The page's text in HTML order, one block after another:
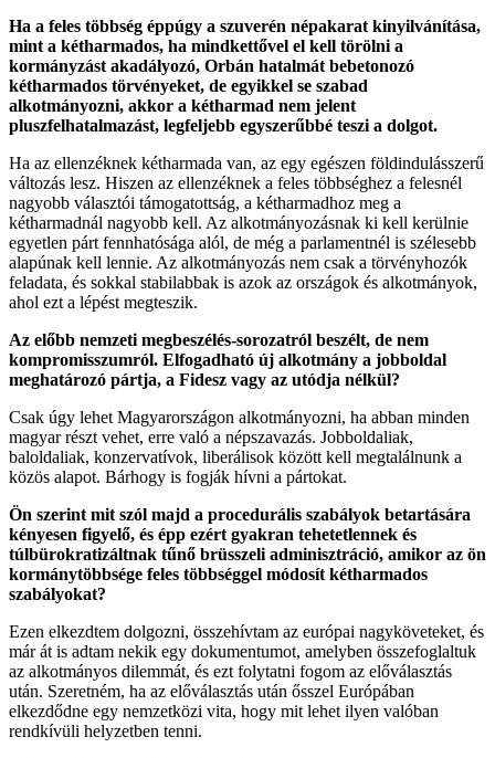
Ha a feles többség éppúgy a szuverén népakarat kinyilvánítása,
mint a kétharmados, ha mindkettővel el kell törölni a
kormányzást akadályozó, Orbán hatalmát bebetonozó
kétharmados törvényeket, de egyikkel se szabad
alkotmányozni, akkor a kétharmad nem jelent
pluszfelhatalmazást, legfeljebb egyszerűbbé teszi a dolgot.
Ha az ellenzéknek kétharmada van, az egy egészen földindulásszerű
változás lesz. Hiszen az ellenzéknek a feles többséghez a felesnél
nagyobb választói támogatottság, a kétharmadhoz meg a
kétharmadnál nagyobb kell. Az alkotmányozásnak ki kell kerülnie
egyetlen párt fennhatósága alól, de még a parlamentnél is szélesebb
alapúnak kell lennie. Az alkotmányozás nem csak a törvényhozók
feladata, és sokkal stabilabbak is azok az országok és alkotmányok,
ahol ezt a lépést megteszik.
Az előbb nemzeti megbeszélés-sorozatról beszélt, de nem
kompromisszumról. Elfogadható új alkotmány a jobboldal
meghatározó pártja, a Fidesz vagy az utódja nélkül?
Csak úgy lehet Magyarországon alkotmányozni, ha abban minden
magyar részt vehet, erre való a népszavazás. Jobboldaliak,
baloldaliak, konzervatívok, liberálisok között kell megtalálnunk a
közös alapot. Bárhogy is fogják hívni a pártokat.
Ön szerint mit szól majd a procedurális szabályok betartására
kényesen figyelő, és épp ezért gyakran tehetetlennek és
túlbürokratizáltnak tűnő brüsszeli adminisztráció, amikor az ön
kormánytöbbsége feles többséggel módosít kétharmados
szabályokat?
Ezen elkezdtem dolgozni, összehívtam az európai nagyköveteket, és
már át is adtam nekik egy dokumentumot, amelyben összefoglaltuk
az alkotmányos dilemmát, és ezt folytatni fogom az előválasztás
után. Szeretném, ha az előválasztás után ősszel Európában
elkezdődne egy nemzetközi vita, hogy mit lehet ilyen valóban
rendkívüli helyzetben tenni.